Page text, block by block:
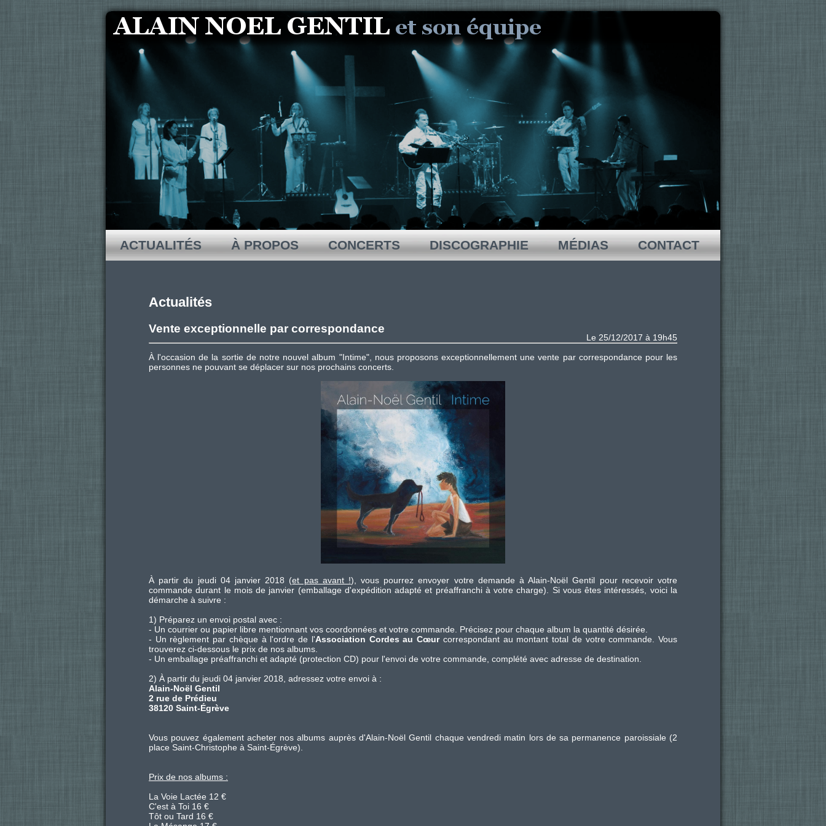
CONTACT
MÉDIAS
DISCOGRAPHIE
CONCERTS
À PROPOS
ACTUALITÉS
Actualités
Vente exceptionnelle par correspondance
Le 25/12/2017 à 19h45
À l'occasion de la sortie de notre nouvel album "Intime", nous proposons exceptionnellement une vente par correspondance pour les
personnes ne pouvant se déplacer sur nos prochains concerts.
À partir du jeudi 04 janvier 2018 (et pas avant !), vous pourrez envoyer votre demande à Alain-Noël Gentil pour recevoir votre
commande durant le mois de janvier (emballage d'expédition adapté et préaffranchi à votre charge). Si vous êtes intéressés, voici la
démarche à suivre :
1) Préparez un envoi postal avec :
- Un courrier ou papier libre mentionnant vos coordonnées et votre commande. Précisez pour chaque album la quantité désirée.
- Un règlement par chèque à l'ordre de l'Association Cordes au Cœurcorrespondant au montant total de votre commande. Vous
trouverez ci-dessous le prix de nos albums.
- Un emballage préaffranchi et adapté (protection CD) pour l'envoi de votre commande, complété avec adresse de destination.
2) À partir du jeudi 04 janvier 2018, adressez votre envoi à :
Alain-Noël Gentil
2 rue de Prédieu
38120 Saint-Égrève
Vous pouvez également acheter nos albums auprès d'Alain-Noël Gentil chaque vendredi matin lors de sa permanence paroissiale (2
place Saint-Christophe à Saint-Égrève).
Prix de nos albums :
La Voie Lactée 12 €
C'est à Toi 16 €
Tôt ou Tard 16 €